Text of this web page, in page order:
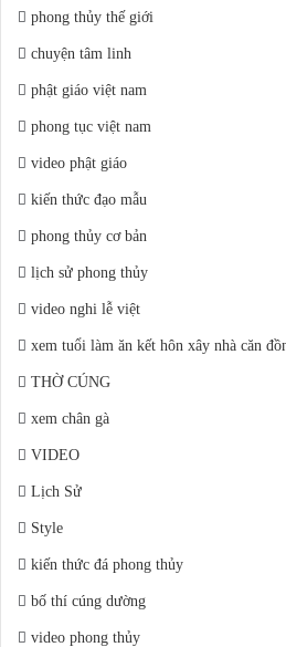
phong thủy thế giới
chuyện tâm linh
phật giáo việt nam
phong tục việt nam
video phật giáo
kiến thức đạo mẫu
phong thủy cơ bản
lịch sử phong thủy
video nghi lễ việt
xem tuổi làm ăn kết hôn xây nhà căn
THỜ CÚNG
xem chân gà
VIDEO
Lịch Sử
Style
kiến thức đá phong thủy
bố thí cúng dường
video phong thủy